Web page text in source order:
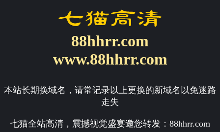
88hhrr.com
www.88hhrr.com
本站长期换域名，请常记录以上更换的新域名以免迷路
走失
七猫全站高清，震撼视觉盛宴邀您转发： 88hhrr.com